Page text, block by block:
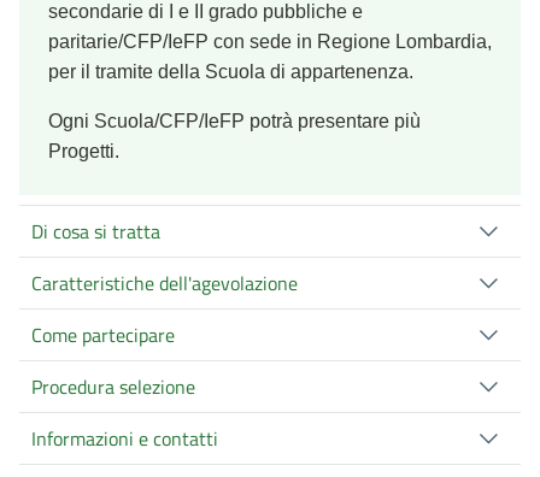
secondarie di I e II grado pubbliche e
paritarie/CFP/IeFP con sede in Regione Lombardia,
per il tramite della Scuola di appartenenza.
Ogni Scuola/CFP/IeFP potrà presentare più
Progetti.
Di cosa si tratta
Caratteristiche dell'agevolazione
Come partecipare
Procedura selezione
Informazioni e contatti